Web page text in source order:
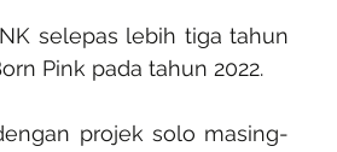
selepas lebih tiga tahun
Pink pada tahun 2022.
projek solo masing-